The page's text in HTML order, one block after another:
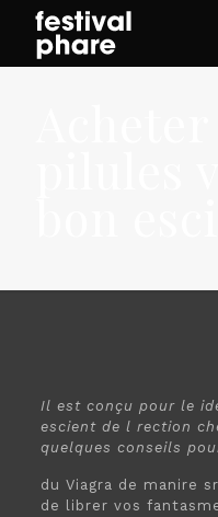
Il est conçu pour le
escientde l rection
quelques conseils
du Viagra de manire
de librer vos